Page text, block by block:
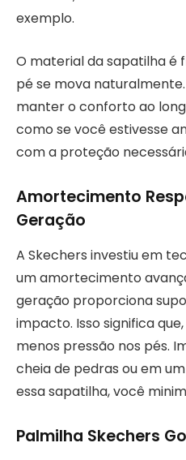
exemplo.
O material da sapatilha é
pé se mova
manter o conforto ao
como se você estivesse
com a proteção
Amortecimento
Geração
A Skechers investiu em
um amortecimento
geração proporciona
impacto. Isso significa
menos pressão nos pés.
cheia de pedras ou em
essa sapatilha, você
Palmilha Skechers